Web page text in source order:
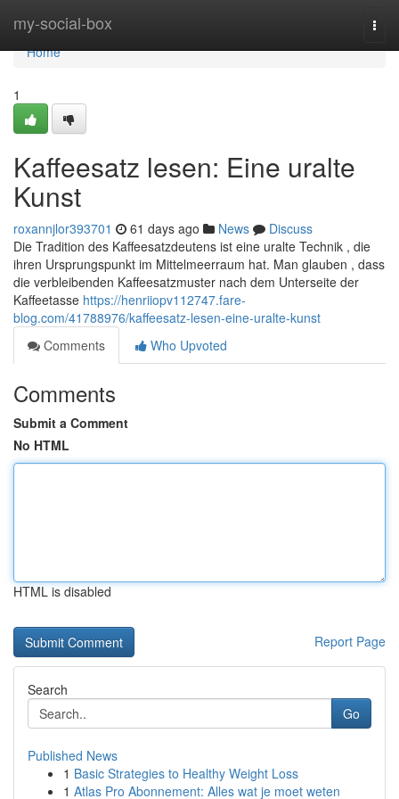
my-social-box
Home
Home
1
Kaffeesatz lesen: Eine uralte
Kunst
roxannjlor393701 61 days ago News
Discuss
Die Tradition des Kaffeesatzdeutens ist eine uralte Technik , die
ihren Ursprungspunkt im Mittelmeerraum hat. Man glauben , dass
die verbleibenden Kaffeesatzmuster nach dem Unterseite der
Kaffeetasse https://henriiopv112747.fare-
blog.com/41788976/kaffeesatz-lesen-eine-uralte-kunst
Comments
Who Upvoted
Comments
Submit a Comment
No HTML
HTML is disabled
Report Page
Search
Go
Published News
1 Basic Strategies to Healthy Weight Loss
1 Atlas Pro Abonnement: Alles wat je moet weten